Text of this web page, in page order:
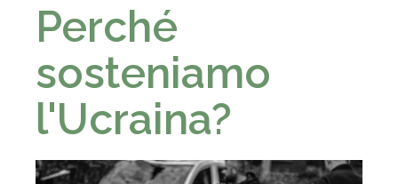
Perché
sosteniamo
l'Ucraina?